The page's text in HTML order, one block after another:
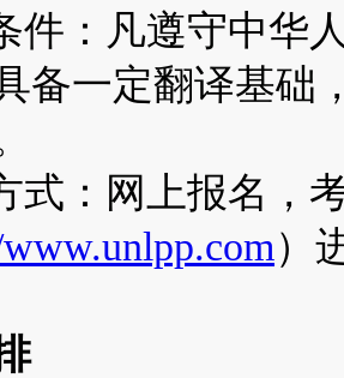
件：凡遵守中华
备一定翻译基础
式：网上报名，
）